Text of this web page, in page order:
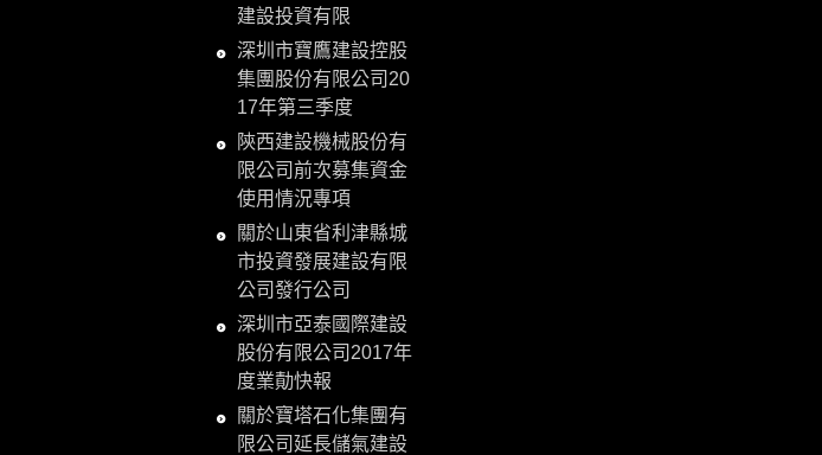
建設投資有限
深圳市寶鷹建設控股
集團股份有限公司20
17年第三季度
陝西建設機械股份有
限公司前次募集資金
使用情況專項
關於山東省利津縣城
市投資發展建設有限
公司發行公司
深圳市亞泰國際建設
股份有限公司2017年
度業勣快報
關於寶塔石化集團有
限公司延長儲氣建設